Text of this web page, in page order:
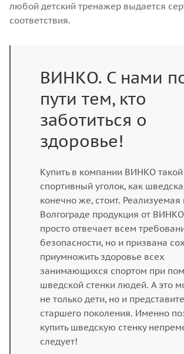
любой детский тренажер выдается
соответствия.
ВИНКО. С нами
пути тем, кто
заботиться о
здоровье!
Купить в компании ВИНКО такой
спортивный уголок, как
конечно же, стоит. Реализуемая
Волгограде продукция от
просто отвечает всем
безопасности, но и призвана
приумножить здоровье всех
занимающихся спортом при
шведской стенки людей. А это
не только дети, но и
старшего поколения. Именно
купить шведскую стенку
следует!